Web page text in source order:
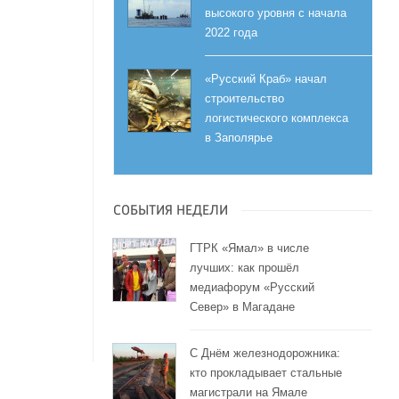
высокого уровня с начала
2022 года
«Русский Краб» начал
строительство
логистического комплекса
в Заполярье
СОБЫТИЯ НЕДЕЛИ
ГТРК «Ямал» в числе
лучших: как прошёл
медиафорум «Русский
Север» в Магадане
С Днём железнодорожника:
кто прокладывает стальные
магистрали на Ямале